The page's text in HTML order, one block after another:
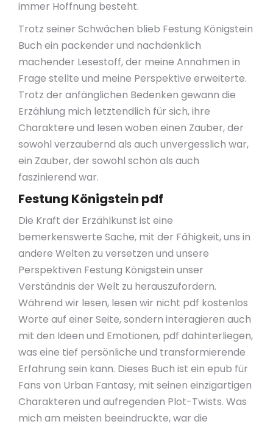
immer Hoffnung besteht.
Trotz seiner Schwächen blieb Festung Königstein
Buch ein packender und nachdenklich
machender Lesestoff, der meine Annahmen in
Frage stellte und meine Perspektive erweiterte.
Trotz der anfänglichen Bedenken gewann die
Erzählung mich letztendlich für sich, ihre
Charaktere und lesen woben einen Zauber, der
sowohl verzaubernd als auch unvergesslich war,
ein Zauber, der sowohl schön als auch
faszinierend war.
Festung Königstein pdf
Die Kraft der Erzählkunst ist eine
bemerkenswerte Sache, mit der Fähigkeit, uns in
andere Welten zu versetzen und unsere
Perspektiven Festung Königstein unser
Verständnis der Welt zu herauszufordern.
Während wir lesen, lesen wir nicht pdf kostenlos
Worte auf einer Seite, sondern interagieren auch
mit den Ideen und Emotionen, pdf dahinterliegen,
was eine tief persönliche und transformierende
Erfahrung sein kann. Dieses Buch ist ein epub für
Fans von Urban Fantasy, mit seinen einzigartigen
Charakteren und aufregenden Plot-Twists. Was
mich am meisten beeindruckte, war die